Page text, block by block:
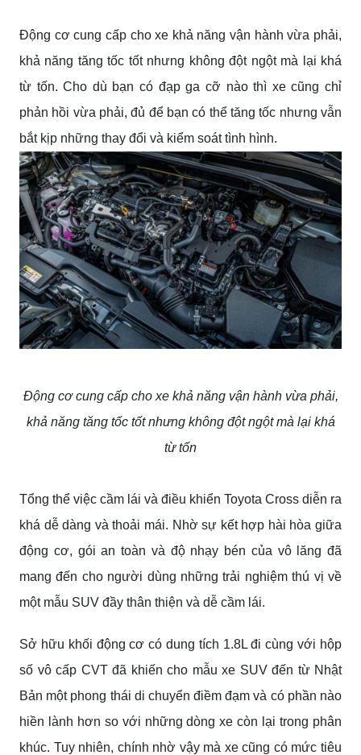
Động cơ cung cấp cho xe khả năng vận hành vừa phải,
khả năng tăng tốc tốt nhưng không đột ngột mà lại khá
từ tốn. Cho dù bạn có đạp ga cỡ nào thì xe cũng chỉ
phản hồi vừa phải, đủ để bạn có thể tăng tốc nhưng vẫn
bắt kịp những thay đổi và kiểm soát tình hình.
Động cơ cung cấp cho xe khả năng vận hành vừa phải,
khả năng tăng tốc tốt nhưng không đột ngột mà lại khá
từ tốn
Tổng thể việc cầm lái và điều khiển Toyota Cross diễn ra
khá dễ dàng và thoải mái. Nhờ sự kết hợp hài hòa giữa
động cơ, gói an toàn và độ nhạy bén của vô lăng đã
mang đến cho người dùng những trải nghiệm thú vị về
một mẫu SUV đầy thân thiện và dễ cầm lái.
Sở hữu khối động cơ có dung tích 1.8L đi cùng với hộp
số vô cấp CVT đã khiến cho mẫu xe SUV đến từ Nhật
Bản một phong thái di chuyển điềm đạm và có phần nào
hiền lành hơn so với những dòng xe còn lại trong phân
khúc. Tuy nhiên, chính nhờ vậy mà xe cũng có mức tiêu